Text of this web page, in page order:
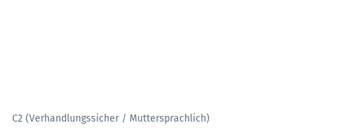
C2 (Verhandlungssicher / Muttersprachlich)